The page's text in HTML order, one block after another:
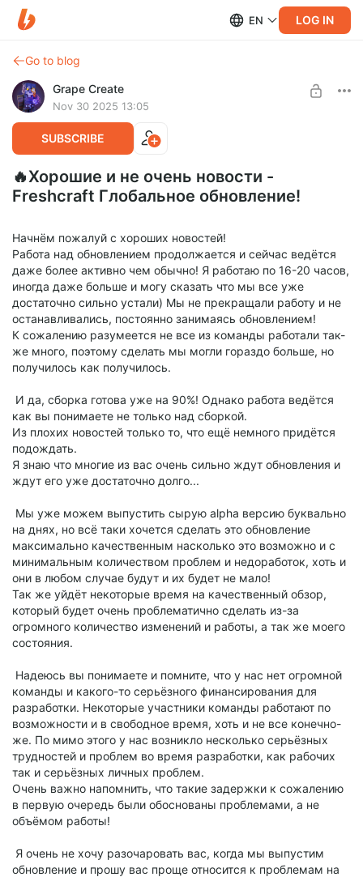
EN LOG IN
Go to blog
Grape Create
Nov 30 2025 13:05
SUBSCRIBE
🔥Хорошие и не очень новости -
Freshcraft Глобальное обновление!
Начнём пожалуй с хороших новостей!
Работа над обновлением продолжается и сейчас ведётся
даже более активно чем обычно! Я работаю по 16-20 часов,
иногда даже больше и могу сказать что мы все уже
достаточно сильно устали) Мы не прекращали работу и не
останавливались, постоянно занимаясь обновлением!
К сожалению разумеется не все из команды работали так-
же много, поэтому сделать мы могли гораздо больше, но
получилось как получилось.
И да, сборка готова уже на 90%! Однако работа ведётся
как вы понимаете не только над сборкой.
Из плохих новостей только то, что ещё немного придётся
подождать.
Я знаю что многие из вас очень сильно ждут обновления и
ждут его уже достаточно долго...
Мы уже можем выпустить сырую alpha версию буквально
на днях, но всё таки хочется сделать это обновление
максимально качественным насколько это возможно и с
минимальным количеством проблем и недоработок, хоть и
они в любом случае будут и их будет не мало!
Так же уйдёт некоторые время на качественный обзор,
который будет очень проблематично сделать из-за
огромного количество изменений и работы, а так же моего
состояния.
Надеюсь вы понимаете и помните, что у нас нет огромной
команды и какого-то серьёзного финансирования для
разработки. Некоторые участники команды работают по
возможности и в свободное время, хоть и не все конечно-
же. По мимо этого у нас возникло несколько серьёзных
трудностей и проблем во время разработки, как рабочих
так и серьёзных личных проблем.
Очень важно напомнить, что такие задержки к сожалению
в первую очередь были обоснованы проблемами, а не
объёмом работы!
Я очень не хочу разочаровать вас, когда мы выпустим
обновление и прошу вас проще относится к проблемам на